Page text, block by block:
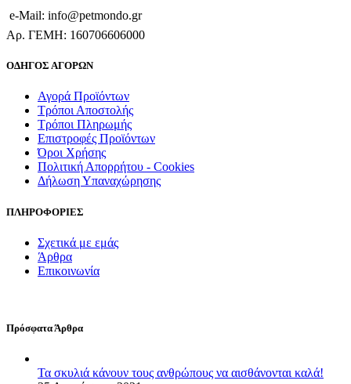
e-Mail: info@petmondo.gr
Aρ. ΓΕΜΗ: 160706606000
ΟΔΗΓΟΣ ΑΓΟΡΩΝ
Αγορά Προϊόντων
Τρόποι Αποστολής
Τρόποι Πληρωμής
Επιστροφές Προϊόντων
Όροι Χρήσης
Πολιτική Απορρήτου - Cookies
Δήλωση Υπαναχώρησης
ΠΛΗΡΟΦΟΡΙΕΣ
Σχετικά με εμάς
Άρθρα
Επικοινωνία
Πρόσφατα Άρθρα
Τα σκυλιά κάνουν τους ανθρώπους να αισθάνονται καλά!